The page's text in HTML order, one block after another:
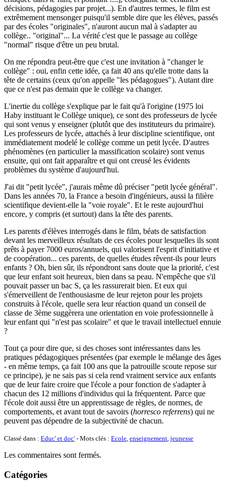
décisions, pédagogies par projet...). En d'autres termes, le film est
extrêmement mensonger puisqu'il semble dire que les élèves, passés
par des écoles "originales", n'auront aucun mal à s'adapter au
collège.. "original"... La vérité c'est que le passage au collège
"normal" risque d'être un peu brutal.
On me répondra peut-être que c'est une invitation à "changer le
collège" : oui, enfin cette idée, ça fait 40 ans qu'elle trotte dans la
tête de certains (ceux qu'on appelle "les pédagogues"). Autant dire
que ce n'est pas demain que le collège va changer.
L'inertie du collège s'explique par le fait qu'à l'origine (1975 loi
Haby instituant le Collège unique), ce sont des professeurs de lycée
qui sont venus y enseigner (plutôt que des instituteurs du primaire).
Les professeurs de lycée, attachés à leur discipline scientifique, ont
immédiatement modelé le collège comme un petit lycée. D'autres
phénomènes (en particulier la massification scolaire) sont venus
ensuite, qui ont fait apparaître et qui ont creusé les évidents
problèmes du système d'aujourd'hui.
J'ai dit "petit lycée", j'aurais même dû préciser "petit lycée général".
Dans les années 70, la France a besoin d'ingénieurs, aussi la filière
scientifique devient-elle la "voie royale". Et le reste aujourd'hui
encore, y compris (et surtout) dans la tête des parents.
Les parents d'élèves interrogés dans le film, béats de satisfaction
devant les merveilleux résultats de ces écoles pour lesquelles ils sont
prêts à payer 7000 euros/annuels, qui valorisent l'esprit d'initiative et
de coopération... ces parents, de quelles études rêvent-ils pour leurs
enfants ? Oh, bien sûr, ils répondront sans doute que la priorité, c'est
que leur enfant soit heureux, bien dans sa peau. N'empêche que s'il
pouvait passer un bac S, ça les rassurerait bien. Et eux qui
s'émerveillent de l'enthousiasme de leur rejeton pour les projets
construits à l'école, quelle sera leur réaction quand un conseil de
classe de 3ème suggèrera une orientation en voie professionnelle à
leur enfant qui "n'est pas scolaire" et que le travail intellectuel ennuie
?
Tout ça pour dire que, si des choses sont intéressantes dans les
pratiques pédagogiques présentées (par exemple le mélange des âges
- en même temps, ça fait 100 ans que la patrouille scoute repose sur
ce principe), je ne sais pas si cela rend vraiment service aux enfants
que de leur faire croire que l'école a pour fonction de s'adapter à
chacun des 12 millions d'individus qui la fréquentent. Parce que
l'école doit aussi être un apprentissage de règles, de normes, de
comportements, et avant tout de savoirs (horresco referrens) qui ne
peuvent pas dépendre de la subjectivité de chacun.
Classé dans : Educ' et doc' - Mots clés : Ecole, enseignement, jeunesse
Les commentaires sont fermés.
Catégories